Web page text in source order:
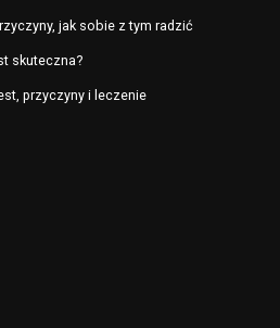
jak sobie z tym radzić
skuteczna?
przyczyny i leczenie